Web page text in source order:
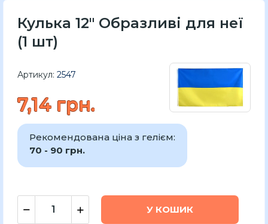
Кулька 12" Образливі для неї
(1 шт)
Артикул: 2547
7,14 грн.
Рекомендована ціна з гелієм:
70 - 90 грн.
У КОШИК